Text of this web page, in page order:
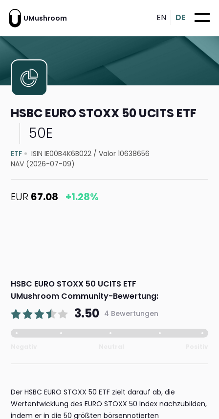
UMushroom EN DE
HSBC EURO STOXX 50 UCITS ETF
50E
ETF ISIN IE00B4K6B022 /Valor 10638656
NAV (2026-07-09)
EUR 67.08 +1.28%
HSBC EURO STOXX 50 UCITS ETF
UMushroom Community-Bewertung:
3.50 4 Bewertungen
Der HSBC EURO STOXX 50 ETF zielt darauf ab, die
Wertentwicklung des EURO STOXX 50 Index nachzubilden,
indem er in die 50 größten börsennotierten